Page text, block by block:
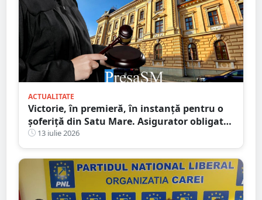
ACTUALITATE
Victorie, în premieră, în instanță pentru o
șoferiță din Satu Mare. Asigurator obligat
să plătească integral daunele morale
13 iulie 2026